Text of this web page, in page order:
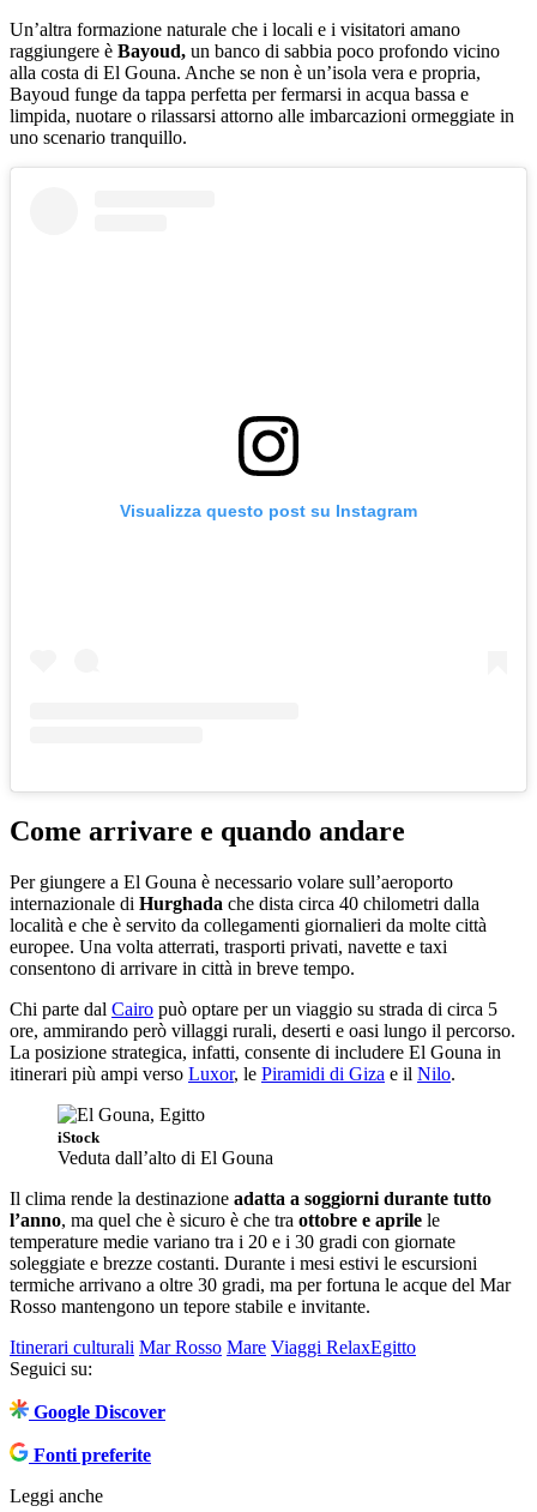
Un’altra formazione naturale che i locali e i visitatori amano
raggiungere è Bayoud, un banco di sabbia poco profondo vicino
alla costa di El Gouna. Anche se non è un’isola vera e propria,
Bayoud funge da tappa perfetta per fermarsi in acqua bassa e
limpida, nuotare o rilassarsi attorno alle imbarcazioni ormeggiate in
uno scenario tranquillo.
Visualizza questo post su Instagram
Come arrivare e quando andare
Per giungere a El Gouna è necessario volare sull’aeroporto
internazionale di Hurghada che dista circa 40 chilometri dalla
località e che è servito da collegamenti giornalieri da molte città
europee. Una volta atterrati, trasporti privati, navette e taxi
consentono di arrivare in città in breve tempo.
Chi parte dal Cairo può optare per un viaggio su strada di circa 5
ore, ammirando però villaggi rurali, deserti e oasi lungo il percorso.
La posizione strategica, infatti, consente di includere El Gouna in
itinerari più ampi verso Luxor, le Piramidi di Giza e il Nilo.
iStock
Veduta dall’alto di El Gouna
Il clima rende la destinazione adatta a soggiorni durante tutto
l’anno, ma quel che è sicuro è che tra ottobre e aprile le
temperature medie variano tra i 20 e i 30 gradi con giornate
soleggiate e brezze costanti. Durante i mesi estivi le escursioni
termiche arrivano a oltre 30 gradi, ma per fortuna le acque del Mar
Rosso mantengono un tepore stabile e invitante.
Itinerari culturali Mar Rosso Mare Viaggi RelaxEgitto
Seguici su:
Google Discover
Fonti preferite
Leggi anche